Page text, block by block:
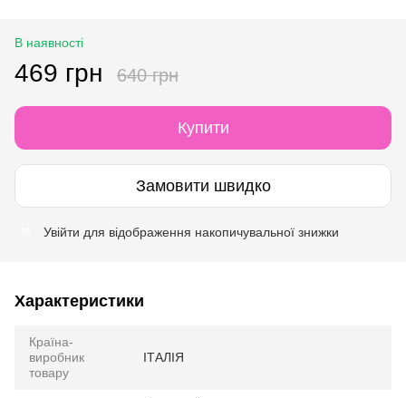
В наявності
469 грн 640 грн
Купити
Замовити швидко
Увійти для відображення накопичувальної знижки
Характеристики
Країна-
виробник
товару
ІТАЛІЯ